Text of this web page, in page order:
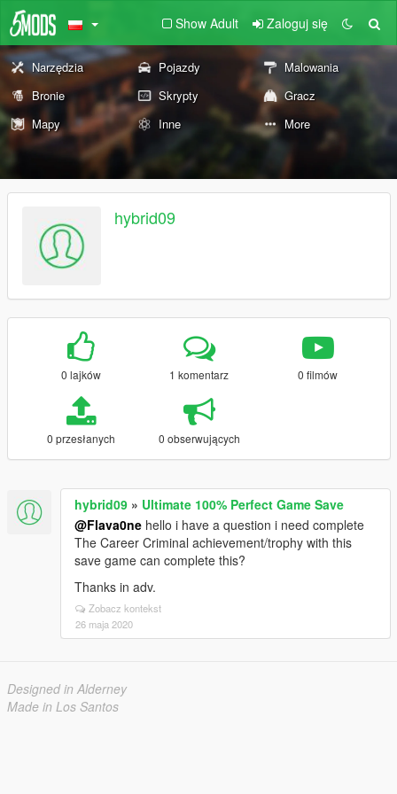
Show Adult Zaloguj się
Narzędzia Pojazdy
Malowania
Bronie
Skrypty
Gracz
Mapy
Inne More
hybrid09
0 lajków 1 komentarz 0 filmów
0 przesłanych 0 obserwujących
hybrid09 » Ultimate 100% Perfect Game Save
@Flava0ne hello i have a question i need complete
The Career Criminal achievement/trophy with this
save game can complete this?
Thanks in adv.
Zobacz kontekst
26 maja 2020
Designed in Alderney
Made in Los Santos